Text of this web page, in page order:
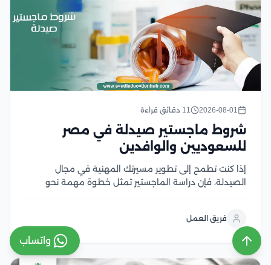
2026-08-01 11 دقائق قراءة
شروط ماجستير صيدلة في مصر
للسعوديين والوافدين
إذا كنت تطمح إلى تطوير مسيرتك المهنية في مجال
الصيدلة، فإن دراسة الماجستير تمثل خطوة مهمة نحو
القبول، والوثائق المطلوبة، وآلية التسجيل في الجامعات...
فريق العمل
واتساب